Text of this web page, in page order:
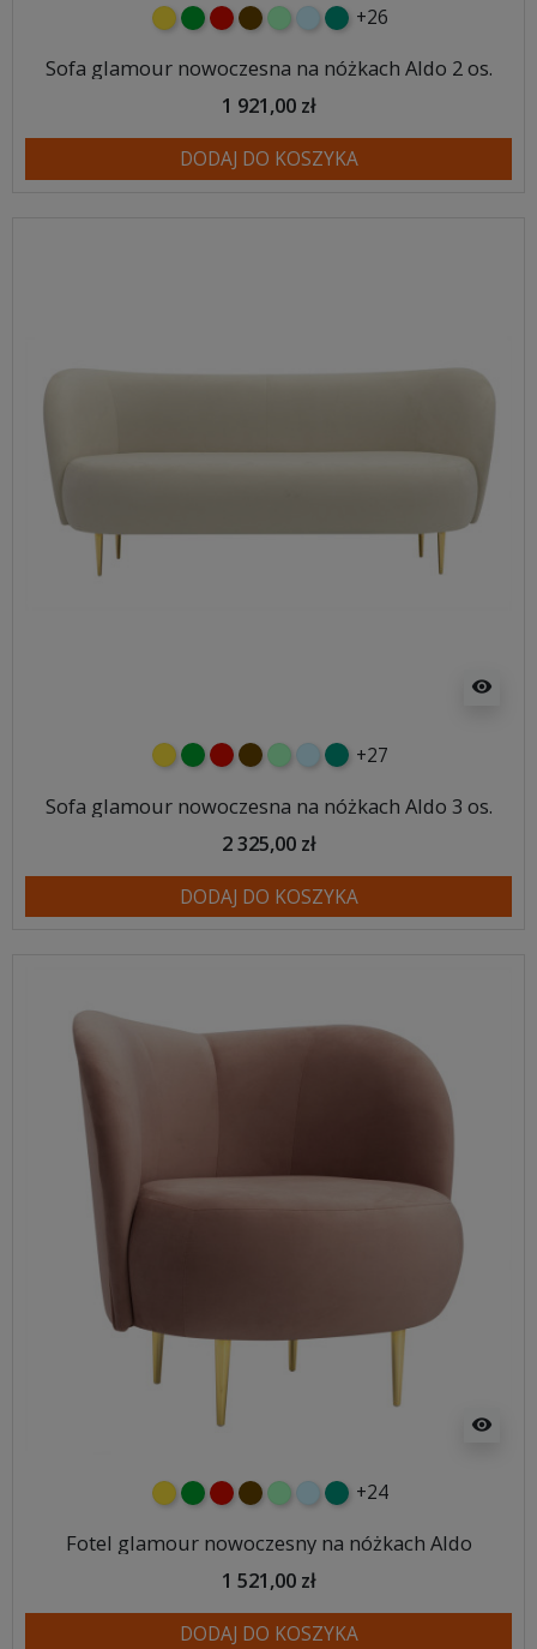
żółtyzielonyczerwony
czekoladowy
miętowybłękitny
turkusowy
+26
Sofa glamour nowoczesna na nóżkach Aldo 2 os.
1 921,00 zł
DODAJ DO KOSZYKA
visibility
żółtyzielonyczerwony
czekoladowy
miętowybłękitny
turkusowy
+27
Sofa glamour nowoczesna na nóżkach Aldo 3 os.
2 325,00 zł
DODAJ DO KOSZYKA
visibility
żółtyzielonyczerwony
czekoladowy
miętowybłękitny
turkusowy
+24
Fotel glamour nowoczesny na nóżkach Aldo
1 521,00 zł
DODAJ DO KOSZYKA